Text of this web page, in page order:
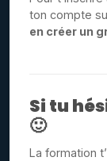
ton compte
en créer un
Si tu
🙂
La formation